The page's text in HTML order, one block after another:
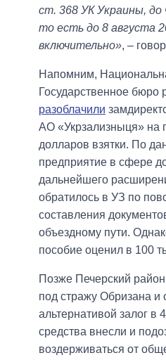
ст. 368 УК Украины, до
то есть до 8 августа
включительно», –
Напомним,
Государственное бюро
разоблачили
АО «Укрзализныця» на
долларов взятки. По
предприятие в сфере
дальнейшего
обратилось в УЗ по
составления
объездному пути.
пособие оценил в 100
Позже Печерский
под стражу Обризана и
альтернативой залог в
средства внесли и
воздерживаться от